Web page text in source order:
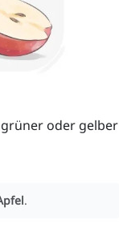
oder gelber
.